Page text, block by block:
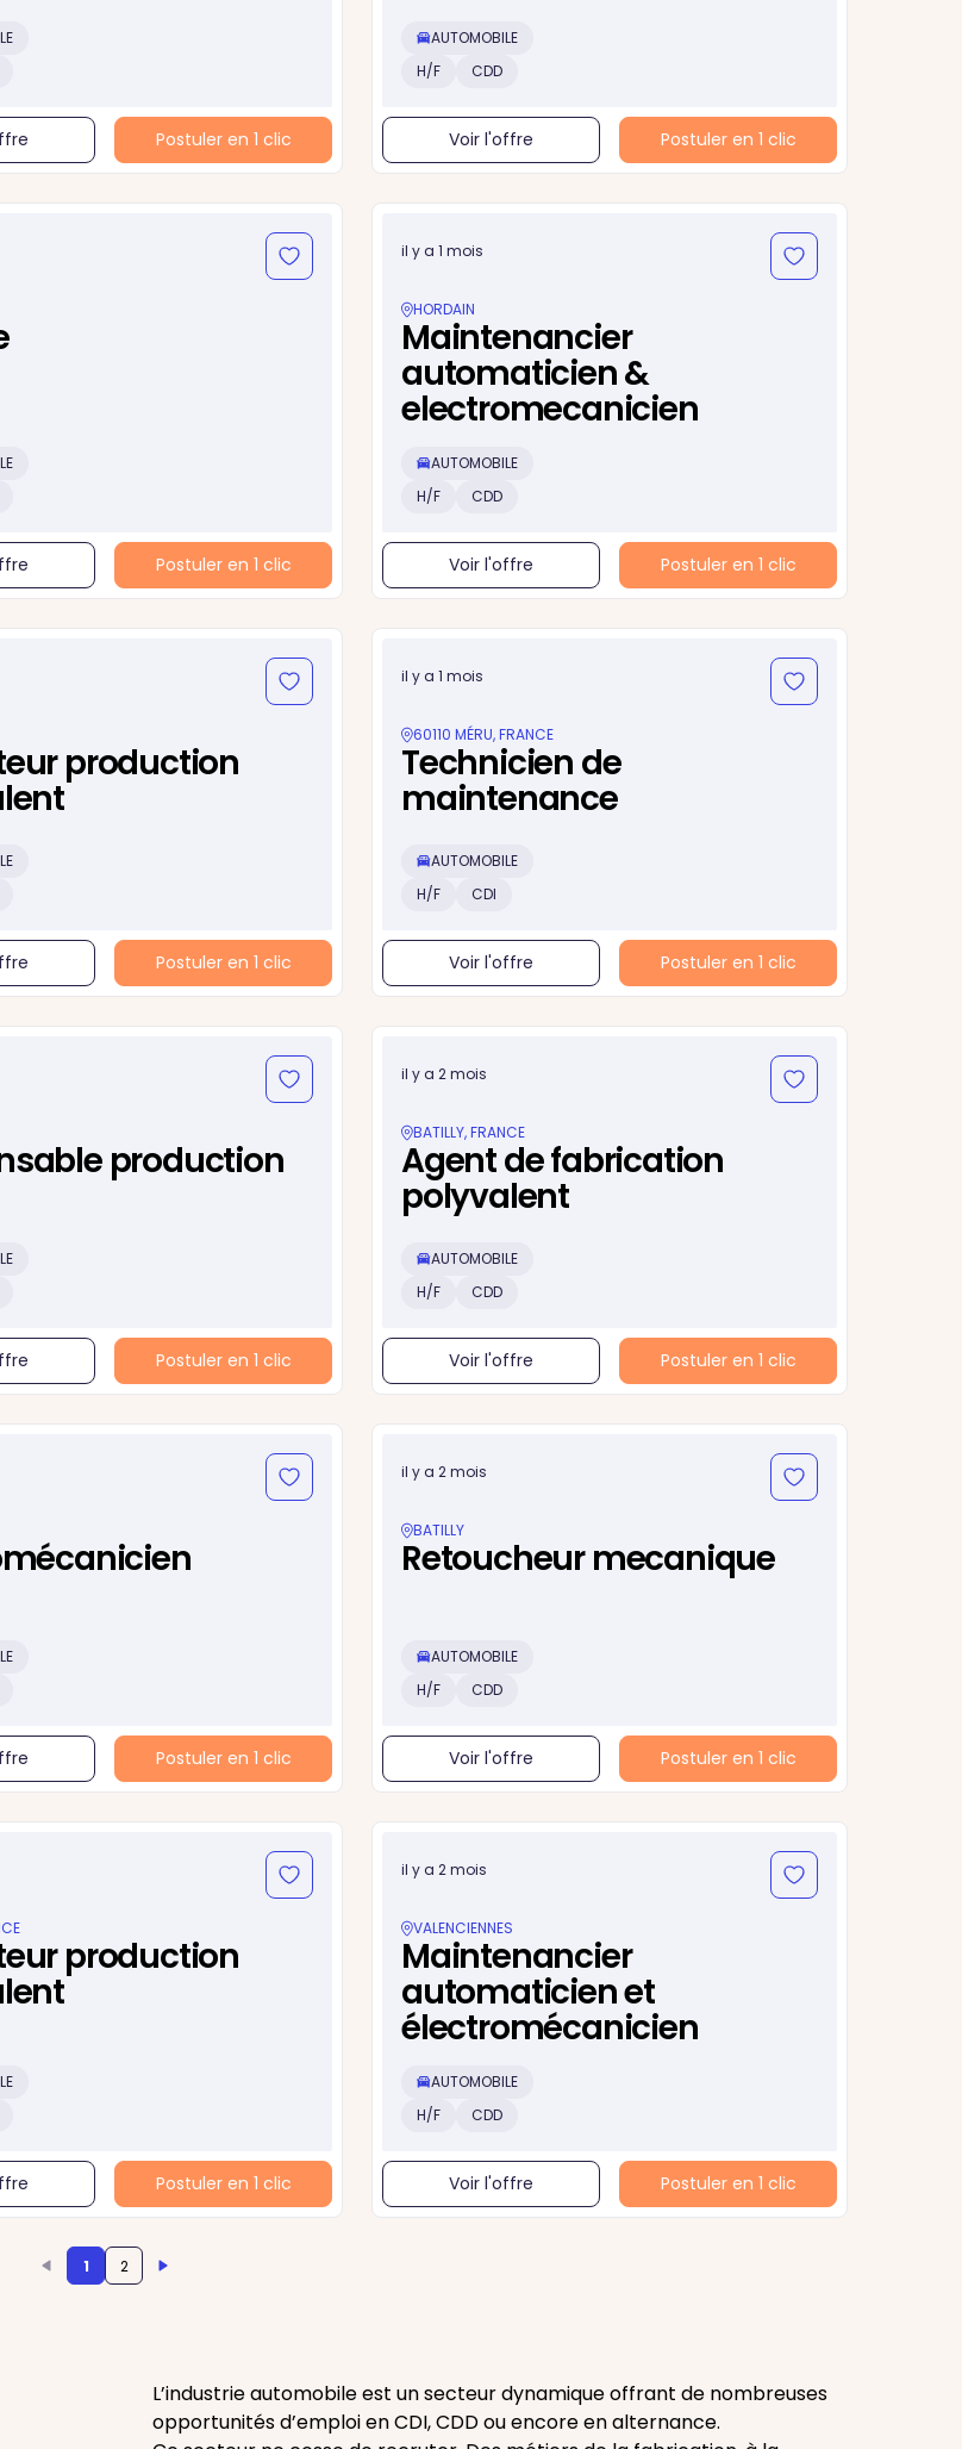
Postuler en 1 clic
AUTOMOBILE
H/F
CDD
Voir l'offre Postuler en 1 clic
Postuler en 1 clic
il y a 1 mois
HORDAIN
Maintenancier
automaticien &
electromecanicien
AUTOMOBILE
H/F
CDD
Voir l'offre Postuler en 1 clic
production
Postuler en 1 clic
il y a 1 mois
60110 MÉRU, FRANCE
Technicien de
maintenance
AUTOMOBILE
H/F
CDI
Voir l'offre Postuler en 1 clic
production
Postuler en 1 clic
il y a 2 mois
BATILLY, FRANCE
Agent de fabrication
polyvalent
AUTOMOBILE
H/F
CDD
Voir l'offre Postuler en 1 clic
Postuler en 1 clic
il y a 2 mois
BATILLY
Retoucheur mecanique
AUTOMOBILE
H/F
CDD
Voir l'offre Postuler en 1 clic
production
Postuler en 1 clic
il y a 2 mois
VALENCIENNES
Maintenancier
automaticien et
électromécanicien
AUTOMOBILE
H/F
CDD
Voir l'offre Postuler en 1 clic
1 2
L’industrie automobile est un secteur dynamique offrant de nombreuses
opportunités d’emploi en CDI, CDD ou encore en alternance.